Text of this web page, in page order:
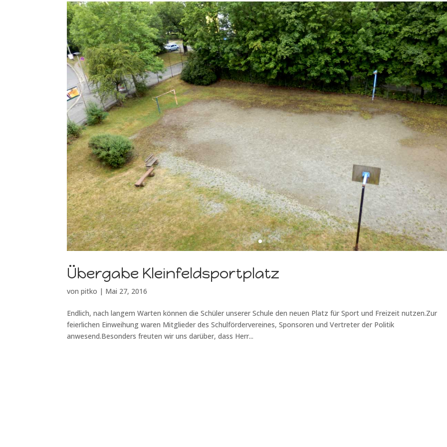
Übergabe Kleinfeldsportplatz
vonpitko | Mai 27, 2016
Endlich, nach langem Warten können die Schüler unserer Schule den neuen Platz für Sport und Freizeit nutzen.Zur
feierlichen Einweihung waren Mitglieder des Schulfördervereines, Sponsoren und Vertreter der Politik
anwesend.Besonders freuten wir uns darüber, dass Herr...